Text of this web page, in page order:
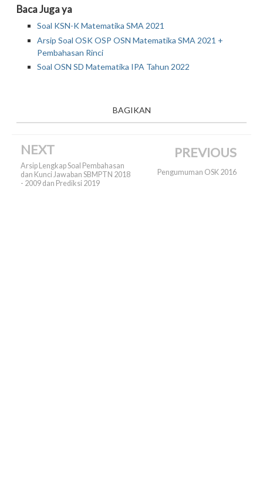
Baca Juga ya
Soal KSN-K Matematika SMA 2021
Arsip Soal OSK OSP OSN Matematika SMA 2021 +
Pembahasan Rinci
Soal OSN SD Matematika IPA Tahun 2022
BAGIKAN
NEXT
Arsip Lengkap Soal Pembahasan
dan Kunci Jawaban SBMPTN 2018
- 2009 dan Prediksi 2019
PREVIOUS
Pengumuman OSK 2016